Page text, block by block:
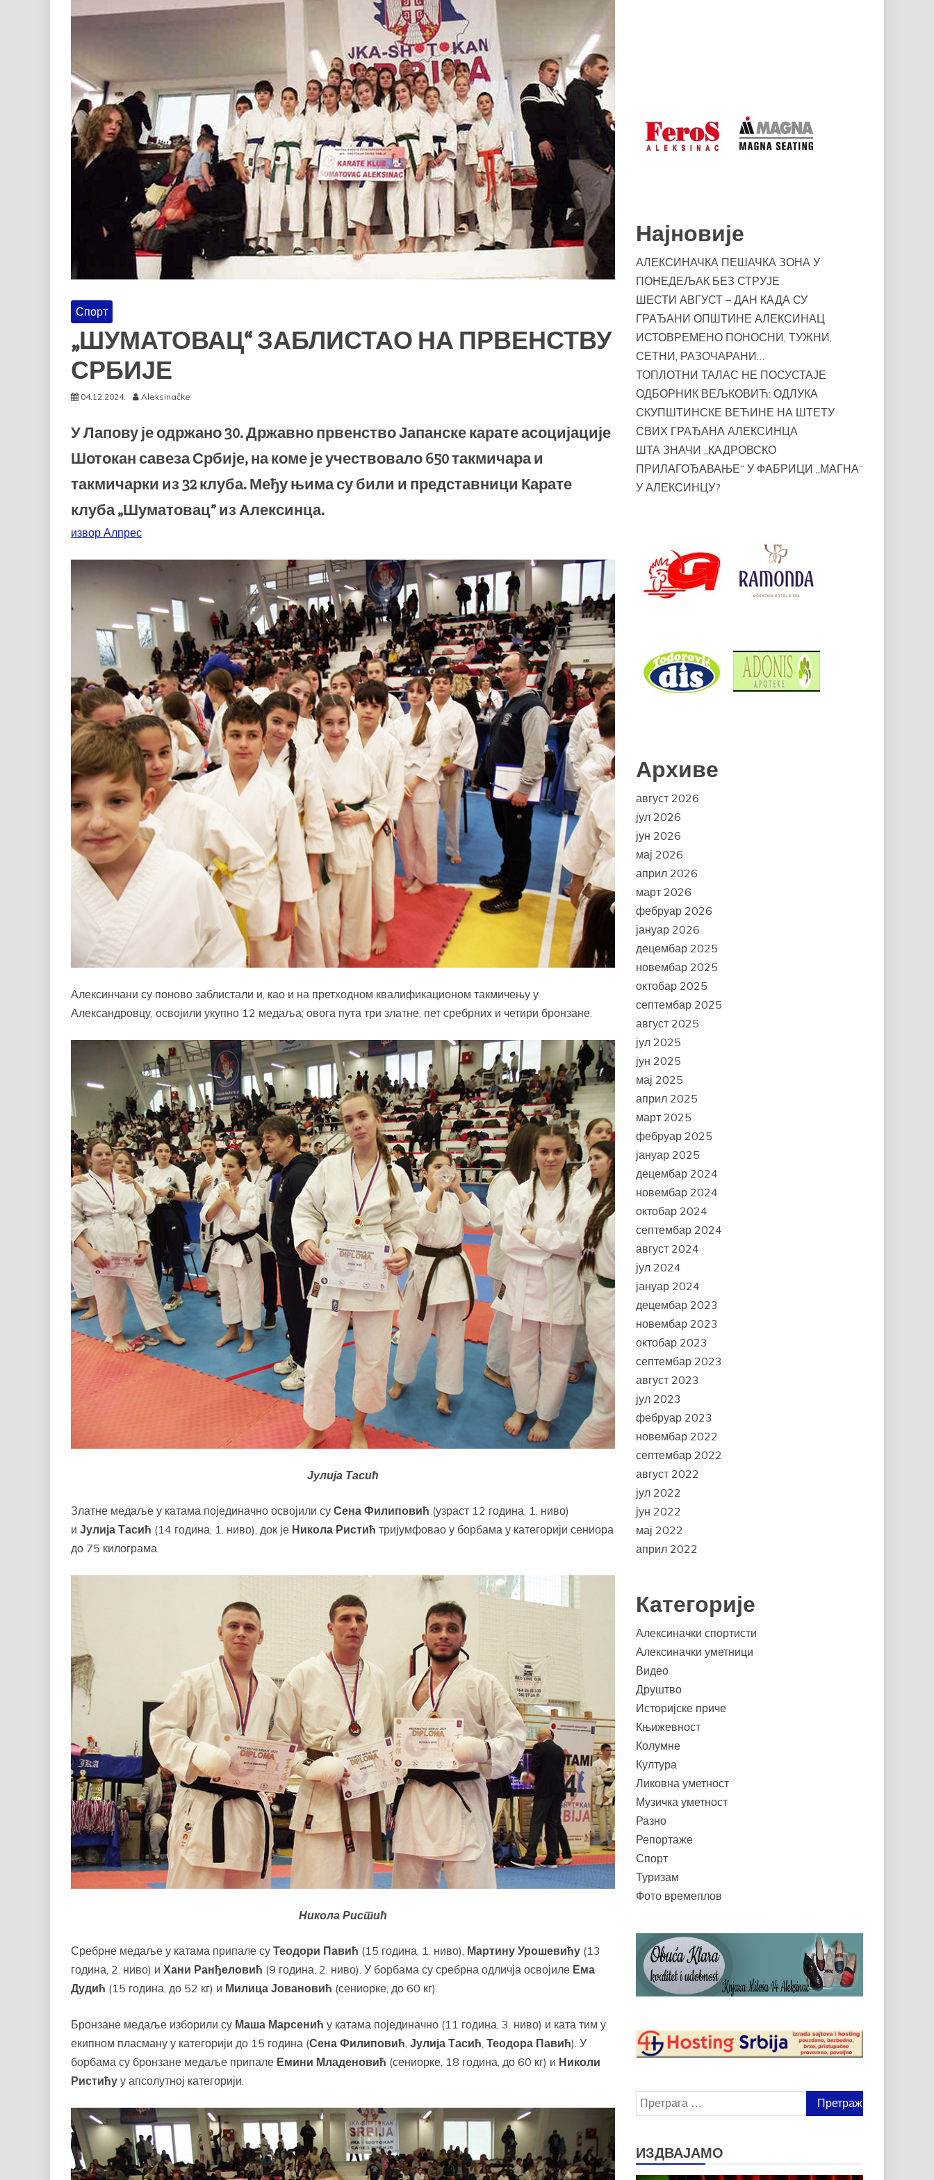
Спорт
„ШУМАТОВАЦ“ ЗАБЛИСТАО НА ПРВЕНСТВУ
СРБИЈЕ
04.12.2024. Aleksinačke
У Лапову је одржано 30. Државно првенство Јапанске карате асоцијације
Шотокан савеза Србије, на коме је учествовало 650 такмичара и
такмичарки из 32 клуба. Међу њима су били и представници Карате
клуба „Шуматовац” из Алексинца.
извор Алпрес
Алексинчани су поново заблистали и, као и на претходном квалификационом такмичењу у
Александровцу, освојили укупно 12 медаља; овога пута три златне, пет сребрних и четири бронзане.
Јулија Тасић
Златне медаље у катама појединачно освојили су Сена Филиповић (узраст 12 година, 1. ниво)
и Јулија Тасић (14 година, 1. ниво), док је Никола Ристић тријумфовао у борбама у категорији сениора
до 75 килограма.
Никола Ристић
Сребрне медаље у катама припале су Теодори Павић (15 година, 1. ниво), Мартину Урошевићу (13
година, 2. ниво) и Хани Ранђеловић (9 година, 2. ниво). У борбама су сребрна одличја освојиле Ема
Дудић (15 година, до 52 кг) и Милица Јовановић (сениорке, до 60 кг).
Бронзане медаље изборили су Маша Марсенић у катама појединачно (11 година, 3. ниво) и ката тим у
екипном пласману у категорији до 15 година (Сена Филиповић Јулија Тасић Теодора Павић). У
борбама су бронзане медаље припале Емини Младеновић (сениорке, 18 година, до 60 кг) и Николи
Ристићу у апсолутној категорији.
Најновије
АЛЕКСИНАЧКА ПЕШАЧКА ЗОНА У
ПОНЕДЕЉАК БЕЗ СТРУЈЕ
ШЕСТИ АВГУСТ – ДАН КАДА СУ
ГРАЂАНИ ОПШТИНЕ АЛЕКСИНАЦ
ИСТОВРЕМЕНО ПОНОСНИ, ТУЖНИ,
СЕТНИ, РАЗОЧАРАНИ…
ТОПЛОТНИ ТАЛАС НЕ ПОСУСТАЈЕ
ОДБОРНИК ВЕЉКОВИЋ: ОДЛУКА
СКУПШТИНСКЕ ВЕЋИНЕ НА ШТЕТУ
СВИХ ГРАЂАНА АЛЕКСИНЦА
ШТА ЗНАЧИ „КАДРОВСКО
ПРИЛАГОЂАВАЊЕ“ У ФАБРИЦИ „МАГНА“
У АЛЕКСИНЦУ?
Архиве
август 2026
јул 2026
јун 2026
мај 2026
април 2026
март 2026
фебруар 2026
јануар 2026
децембар 2025
новембар 2025
октобар 2025
септембар 2025
август 2025
јул 2025
јун 2025
мај 2025
април 2025
март 2025
фебруар 2025
јануар 2025
децембар 2024
новембар 2024
октобар 2024
септембар 2024
август 2024
јул 2024
јануар 2024
децембар 2023
новембар 2023
октобар 2023
септембар 2023
август 2023
јул 2023
фебруар 2023
новембар 2022
септембар 2022
август 2022
јул 2022
јун 2022
мај 2022
април 2022
Категорије
Алексиначки спортисти
Алексиначки уметници
Видео
Друштво
Историјске приче
Књижевност
Колумне
Култура
Ликовна уметност
Музичка уметност
Разно
Репортаже
Спорт
Туризам
Фото времеплов
Претрага
за:
ИЗДВАЈАМО